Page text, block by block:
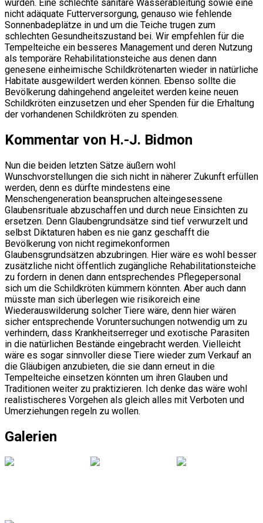
wurden. Eine schlechte sanitäre Wasserableitung sowie eine
nicht adäquate Futterversorgung, genauso wie fehlende
Sonnenbadeplätze in und um die Teiche trugen zum
schlechten Gesundheitszustand bei. Wir empfehlen für die
Tempelteiche ein besseres Management und deren Nutzung
als temporäre Rehabilitationsteiche aus denen dann
genesene einheimische Schildkrötenarten wieder in natürliche
Habitate ausgewildert werden können. Ebenso sollte die
Bevölkerung dahingehend angeleitet werden keine neuen
Schildkröten einzusetzen und eher Spenden für die Erhaltung
der vorhandenen Schildkröten zu spenden.
Kommentar von H.-J. Bidmon
Nun die beiden letzten Sätze äußern wohl
Wunschvorstellungen die sich nicht in näherer Zukunft erfüllen
werden, denn es dürfte mindestens eine
Menschengeneration beanspruchen alteingesessene
Glaubensrituale abzuschaffen und durch neue Einsichten zu
ersetzen. Denn Glaubengrundsätze sind tief verwurzelt und
selbst Diktaturen haben es nie ganz geschafft die
Bevölkerung von nicht regimekonformen
Glaubensgrundsätzen abzubringen. Hier wäre es wohl besser
zusätzliche nicht öffentlich zugängliche Rehabilitationsteiche
zu fordern in denen dann entsprechendes Pflegepersonal
sich um die Schildkröten kümmern könnten. Aber auch dann
müsste man sich überlegen wie risikoreich eine
Wiederauswilderung solcher Tiere wäre, denn hier wären
sicher entsprechende Voruntersuchungen notwendig um zu
verhindern, dass Krankheitserreger und exotische Parasiten
in die natürlichen Bestände eingebracht werden. Vielleicht
wäre es sogar sinnvoller diese Tiere wieder zum Verkauf an
die Gläubigen anzubieten, die sie dann erneut in die
Tempelteiche einsetzen könnten um ihren Glauben und
Traditionen weiter zu praktizieren. Ich denke das wäre wohl
realistischeres Vorgehen als gleich alles mit Verboten und
Umerziehungen regeln zu wollen.
Galerien